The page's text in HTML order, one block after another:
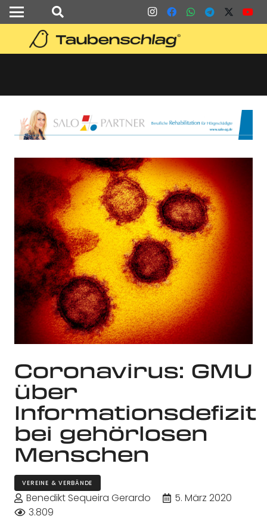
Coronavirus: GMU
über
Informationsdefizit
bei gehörlosen
Menschen
VEREINE & VERBÄNDE
Benedikt Sequeira Gerardo
5. März 2020
3.809